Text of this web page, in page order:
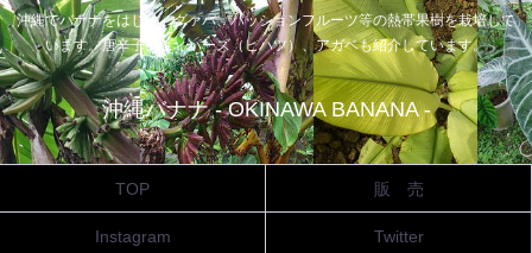
沖縄でバナナをはじめ、グァバ、パッションフルーツ等の熱帯果樹を栽培して
います。唐辛子、ピィパーズ（ヒハツ）、アガベも紹介しています。
沖縄バナナ - OKINAWA BANANA -
TOP 販 売
Instagram Twitter